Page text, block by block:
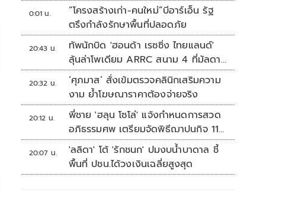
0:01 น.
“โครงสร้างเก่า-คนใหม่”บีอาร์เอ็น รัฐ
ตรึงกำลังรักษาพื้นที่ปลอดภัย
20:43 น.
ทัพนักบิด 'ฮอนด้า เรซซิ่ง ไทยแลนด์'
ลุ้นล่าโพเดียม ARRC สนาม 4 ที่มัลดาลิ
กา
20:32 น.
‘ศุภมาส’ สั่งเข้มตรวจคลินิกเสริมความ
งาม ย้ำโฆษณาราคาต้องจ่ายจริง
20:12 น.
พี่ชาย 'ฮลุน โซโล่' แจ้งกำหนดการสวด
อภิธรรมศพ เตรียมจัดพิธีฌาปนกิจ 11
ส.ค.
20:07 น.
'ลลิดา' โต้ 'รักชนก' ปมงบน้ำบาดาล ชี้
พื้นที่ ปชน.ได้วงเงินเฉลี่ยสูงสุด